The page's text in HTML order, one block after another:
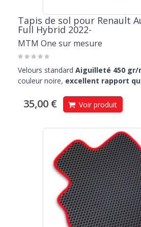
Tapis de sol pour Renault
Full Hybrid 2022-
MTM One sur mesure
Velours standard Aiguilleté 450 gr/
couleur noire, excellent rapport
35,00 € Voir produit